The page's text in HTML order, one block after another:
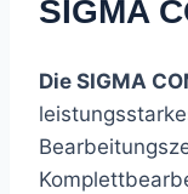
SIGMA
Die SIGMA